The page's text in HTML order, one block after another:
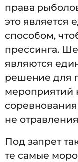
права
это является
способом,
прессинга.
являются
решение для
мероприятий
не
Под запрет
те самые